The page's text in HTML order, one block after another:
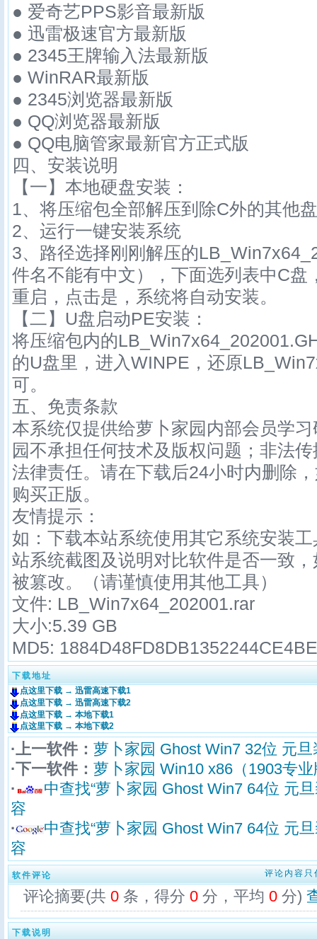
● 爱奇艺PPS影音最新版
● 迅雷极速官方最新版
● 2345王牌输入法最新版
● WinRAR最新版
● 2345浏览器最新版
● QQ浏览器最新版
● QQ电脑管家最新官方正式版
四、安装说明
【一】本地硬盘安装：
1、将压缩包全部解压到除C外的其他
2、运行一键安装系统
3、路径选择刚刚解压的
件名不能有中文），下面选列表中C盘
重启，点击是，系统将自动安装。
【二】U盘启动PE安装：
将压缩包内的LB_Win7x64_202001
的U盘里，进入WINPE，还原
可。
五、免责条款
本系统仅提供给萝卜家园内部会员学
园不承担任何技术及版权问题；非法
法律责任。请在下载后24小时内删除
购买正版。
友情提示：
如：下载本站系统使用其它系统安装
站系统截图及说明对比软件是否一致
被篡改。（请谨慎使用其他工具）
文件: LB_Win7x64_202001.rar
大小:5.39 GB
MD5:
下载地址
点这里下载 → 迅雷高速下载1
点这里下载 → 迅雷高速下载2
点这里下载 → 本地下载1
点这里下载 → 本地下载2
·上一软件： 萝卜家园 Ghost Win7 32位 元
·下一软件： 萝卜家园 Win10 x86（1903专
·
中查找“萝卜家园 Ghost Win7 64位 元
容
·
中查找“萝卜家园 Ghost Win7 64位 元
容
软件评论 评论内容只
评论摘要(共 0 条，得分 0 分，平均 0 分)
下载说明